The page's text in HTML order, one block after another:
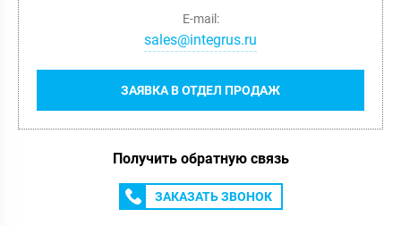
ЗАЯВКА В ОТДЕЛ ПРОДАЖ
E-mail:
sales@integrus.ru
Получить обратную связь
ЗАКАЗАТЬ ЗВОНОК